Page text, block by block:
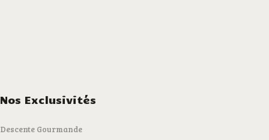
Nos Exclusivités
Descente Gourmande